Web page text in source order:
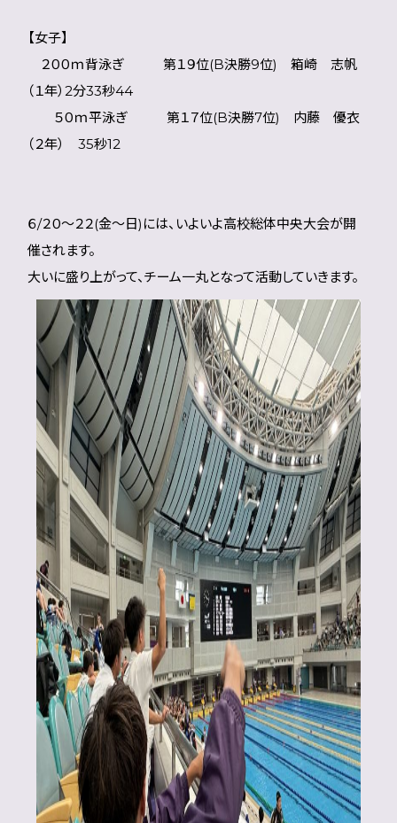
【女子】
２００ｍ背泳ぎ 第１９位(B決勝9位) 箱崎 志帆
（１年）2分33秒44
５０ｍ平泳ぎ 第１７位(B決勝7位) 内藤 優衣
（２年） 35秒12
６/２０～２２(金～日)には、いよいよ高校総体中央大会が開
催されます。
大いに盛り上がって、チーム一丸となって活動していきます。